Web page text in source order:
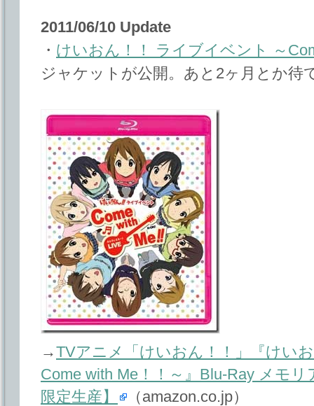
2011/06/10 Update
・ けいおん！！ ライブイベント ～
ジャケットが公開。あと2ヶ月とか待
→TVアニメ「けいおん！！」『けい
Come with Me！！～』Blu-Ray メモ
限定生産】
（amazon.co.jp）